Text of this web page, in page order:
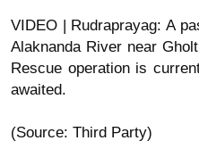
टो
व
र्ल्ड
ज
VIDEO | Rudraprayag: A
Alaknanda River near
Rescue operation is
awaited.
(Source: Third Party)